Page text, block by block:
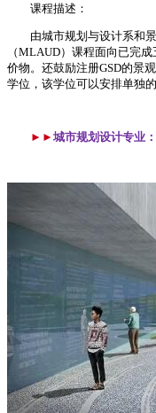
课程描述：
由城市规划与设计系和景
（MLAUD）课程面向已完
价物。还鼓励注册GSD的景
学位，该学位可以安排单独的
►► 城市规划设计专业：